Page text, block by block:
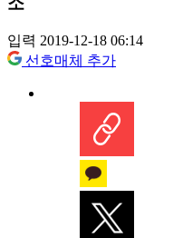
입력 2019-12-18 06:14
선호매체 추가